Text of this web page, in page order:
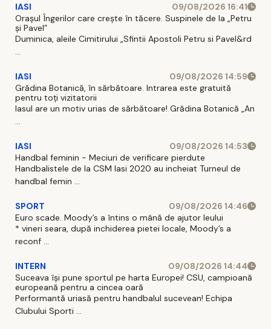
IASI
09/08/2026 16:41
Orașul Îngerilor care crește în tăcere. Suspinele de la „Petru
și Pavel”
Duminica, aleile Cimitirului „Sfintii Apostoli Petru si Pavel&rd
IASI
09/08/2026 14:59
Grădina Botanică, în sărbătoare. Intrarea este gratuită
pentru toți vizitatorii
Iasul are un motiv urias de sărbătoare! Grădina Botanică „An
IASI
09/08/2026 14:53
Handbal feminin - Meciuri de verificare pierdute
Handbalistele de la CSM Iasi 2020 au incheiat Turneul de
handbal femin ...
SPORT
09/08/2026 14:46
Euro scade. Moody’s a întins o mână de ajutor leului
* vineri seara, după inchiderea pietei locale, Moody’s a
reconf ...
INTERN
09/08/2026 14:44
Suceava își pune sportul pe harta Europei! CSU, campioană
europeană pentru a cincea oară
Performantă uriasă pentru handbalul sucevean! Echipa
Clubului Sporti ...